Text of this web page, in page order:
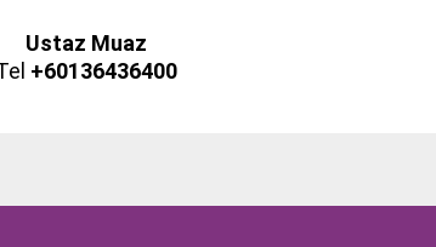
Ustaz Muaz
+60136436400